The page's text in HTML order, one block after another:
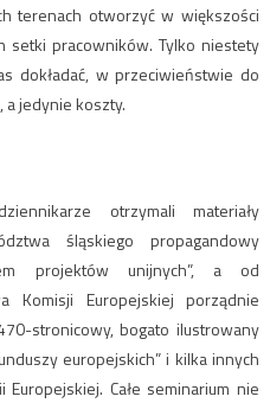
terenach otworzyć w większości
setki pracowników. Tylko niestety
dokładać, w przeciwieństwie do
a jedynie koszty.
otrzymali materiały
śląskiego propagandowy
projektów unijnych”, a od
Komisji Europejskiej porządnie
stronicowy, bogato ilustrowany
europejskich” i kilka innych
Całe seminarium nie